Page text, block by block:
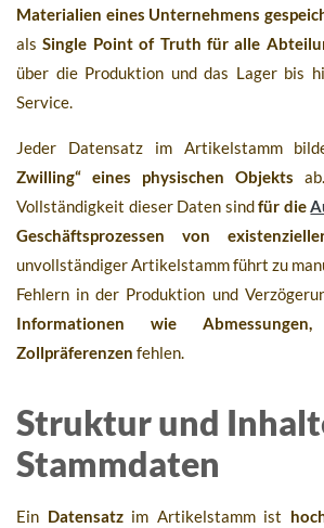
Materialien eines Unternehmens
alsSingle Point of Truth für alle
über die Produktion und das Lager bis
Service.
Jeder Datensatz im Artikelstamm
Zwilling“ eines physischen Objekts
Vollständigkeit dieser Daten sindfür die
Geschäftsprozessen von
unvollständiger Artikelstamm führt zu
Fehlern in der Produktion und
Informationen wie
Zollpräferenzen fehlen.
Struktur und
Stammdaten
Ein Datensatzim Artikelstamm ist